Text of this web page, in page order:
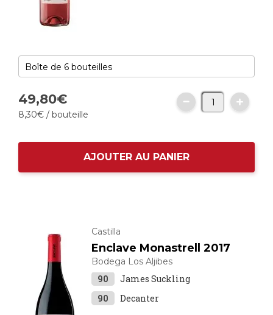
49,80€
8,30€ / bouteille
AJOUTER AU PANIER
Castilla
Enclave Monastrell 2017
Bodega Los Aljibes
90
James Suckling
90
Decanter